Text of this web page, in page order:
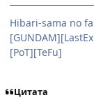
Hibari-sama no
[PoT][TeFu]
Цитата